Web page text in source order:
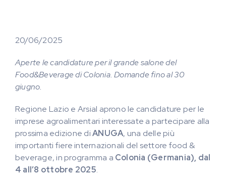
20/06/2025
Aperte le candidature per il grande salone del
Food&Beverage di Colonia. Domande fino al 30
giugno.
Regione Lazio e Arsial aprono le candidature per le
imprese agroalimentari interessate a partecipare alla
prossima edizione diANUGA, una delle più
importanti fiere internazionali del settore food &
beverage, in programma a Colonia (Germania), dal
4 all’8 ottobre 2025.